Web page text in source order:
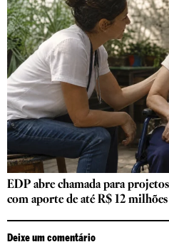
EDP abre chamada para
com aporte de até R$ 12 milhões
Deixe um comentário